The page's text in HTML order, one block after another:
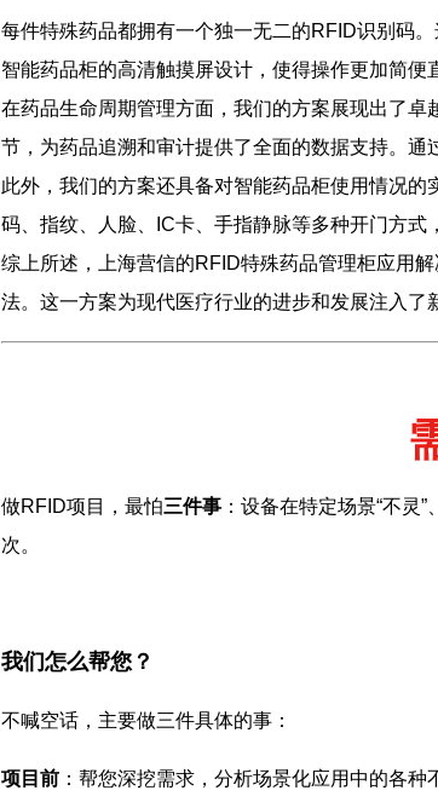
每件特殊药品都拥有一个独一无二的RFID识别码
智能药品柜的高清触摸屏设计，使得操作更加简便
在药品生命周期管理方面，我们的方案展现出了
节，为药品追溯和审计提供了全面的数据支持。通
此外，我们的方案还具备对智能药品柜使用情况
码、指纹、人脸、IC卡、手指静脉等多种开门方式
综上所述，上海营信的RFID特殊药品管理柜应用
法。这一方案为现代医疗行业的进步和发展注入了
做RFID项目，最怕三件事 ：设备在特定场景“不灵
次。
我们怎么帮您？
不喊空话，主要做三件具体的事：
项目前 ：帮您深挖需求，分析场景化应用中的各